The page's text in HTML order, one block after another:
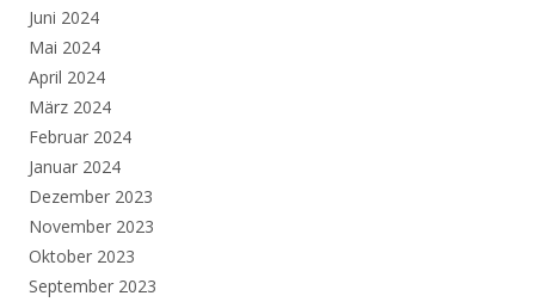
Juni 2024
Mai 2024
April 2024
März 2024
Februar 2024
Januar 2024
Dezember 2023
November 2023
Oktober 2023
September 2023